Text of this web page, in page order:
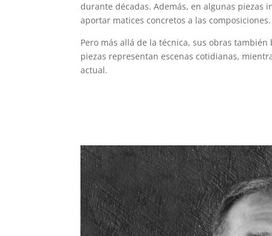
durante décadas. Además, en algunas piezas
aportar matices concretos a las composiciones.
Pero más allá de la técnica, sus obras
piezas representan escenas cotidianas,
actual.